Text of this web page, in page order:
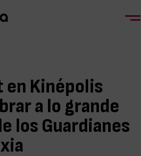
en Kinépolis
a lo grande
los Guardianes